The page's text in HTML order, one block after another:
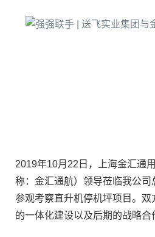
2019年10月22日，上海金汇通
称：金汇通航）领导莅临我公司
参观考察直升机停机坪项目。
的一体化建设以及后期的战略合